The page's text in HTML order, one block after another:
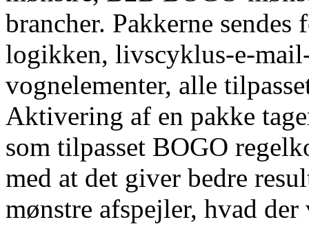
brancher. Pakkerne
logikken, livscyklus-e-
vognelementer, alle
Aktivering af en pakke
som tilpasset BOGO
med at det giver bedre
mønstre afspejler, hvad